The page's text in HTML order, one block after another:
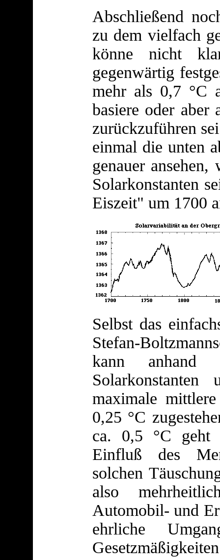
Abschließend
zu dem vielfach
könne nicht
gegenwärtig
mehr als 0,7 °C
basiere oder aber
zurückzuführen
einmal die unten
genauer
Solarkonstanten
Eiszeit" um 1700
Selbst das
Stefan-
kann anhand
maximale
0,25 °C
ca. 0,5 °C geht
Einfluß des
solchen
also
Automobil- und
ehrliche